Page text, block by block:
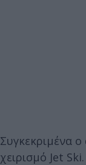
Συγκεκριμένα
χειρισμό Jet Ski.